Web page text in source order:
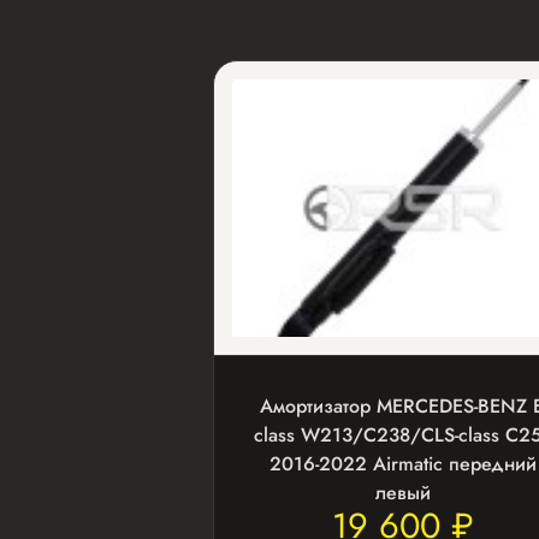
Амортизатор MERCEDES-BENZ
class W213/C238/CLS-class
2016-2022 Airmatic передний
левый
19 600 ₽